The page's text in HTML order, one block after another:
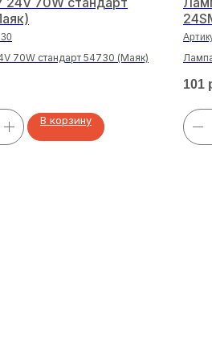
70W стандарт 54730 (Маяк)
В корзину
101